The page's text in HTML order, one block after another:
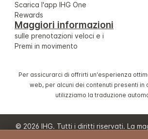
Scarica l'app IHG One
Rewards
Maggiori informazioni
sulle prenotazioni veloci e i
Premi in movimento
Per assicurarci di offrirti un'esperienza
web, per alcuni dei contenuti presenti in
utilizziamo la traduzione
© 2026 IHG. Tutti i diritti riservati. La